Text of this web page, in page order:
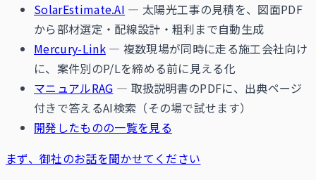
SolarEstimate.AI — 太陽光工事の見積を、図面PDF
から部材選定・配線設計・粗利まで自動生成
Mercury-Link — 複数現場が同時に走る施工会社向け
に、案件別のP/Lを締める前に見える化
マニュアルRAG — 取扱説明書のPDFに、出典ページ
付きで答えるAI検索（その場で試せます）
開発したものの一覧を見る
まず、御社のお話を聞かせてください